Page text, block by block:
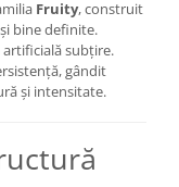
Fruity, construit
bine definite.
subțire.
gândit
și intensitate.